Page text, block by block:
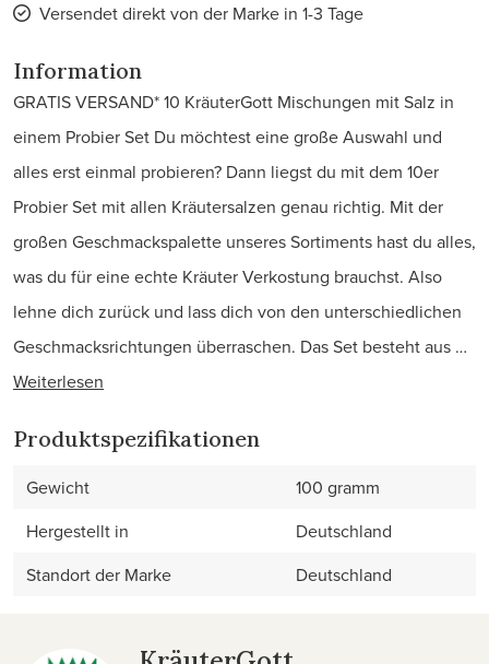
Versendet direkt von der Marke in 1-3 Tage
Information
GRATIS VERSAND* 10 KräuterGott Mischungen mit Salz in
einem Probier Set Du möchtest eine große Auswahl und
alles erst einmal probieren? Dann liegst du mit dem 10er
Probier Set mit allen Kräutersalzen genau richtig. Mit der
großen Geschmackspalette unseres Sortiments hast du alles,
was du für eine echte Kräuter Verkostung brauchst. Also
lehne dich zurück und lass dich von den unterschiedlichen
Geschmacksrichtungen überraschen. Das Set besteht aus …
Weiterlesen
Produktspezifikationen
Gewicht
100 gramm
Hergestellt in
Deutschland
Standort der Marke
Deutschland